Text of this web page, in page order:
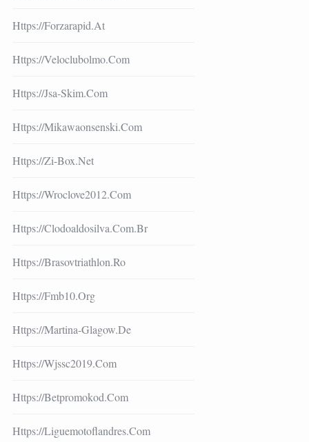
Https://forzarapid.at
Https://veloclubolmo.com
Https://jsa-Skim.com
Https://mikawaonsenski.com
Https://zi-Box.net
Https://wroclove2012.com
Https://clodoaldosilva.com.br
Https://brasovtriathlon.ro
Https://fmb10.org
Https://martina-Glagow.de
Https://wjssc2019.com
Https://betpromokod.com
Https://liguemotoflandres.com